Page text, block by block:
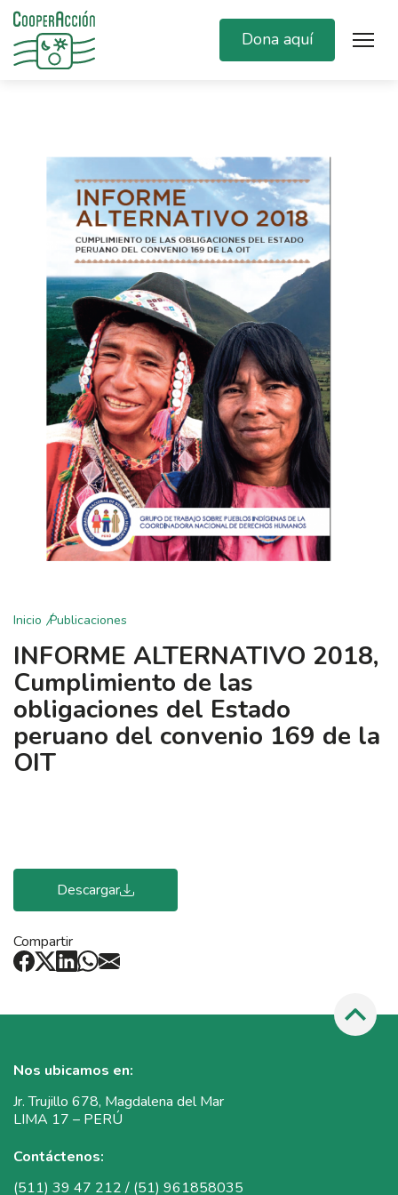
Dona aquí
Inicio Publicaciones
INFORME ALTERNATIVO 2018,
Cumplimiento de las
obligaciones del Estado
peruano del convenio 169 de la
OIT
Descargar
Compartir
Nos ubicamos en:
Jr. Trujillo 678, Magdalena del Mar
LIMA 17 – PERÚ
Contáctenos:
(511) 39 47 212 / (51) 961858035